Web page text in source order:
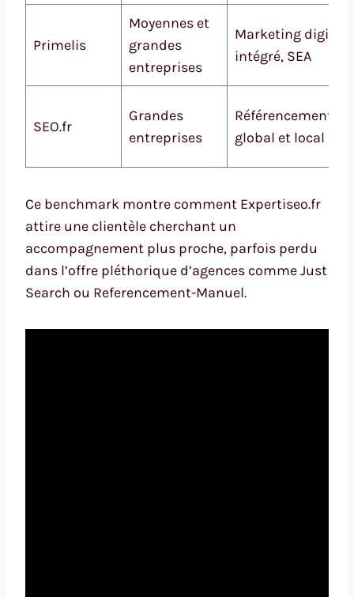
Primelis
Moyennes et
grandes
entreprises
Marketing digital
intégré, SEA
SEO.fr
Grandes
entreprises
Référencement
global et local
Ce benchmark montre comment Expertiseo.fr
attire une clientèle cherchant un
accompagnement plus proche, parfois perdu
dans l’offre pléthorique d’agences comme Just
Search ou Referencement-Manuel.